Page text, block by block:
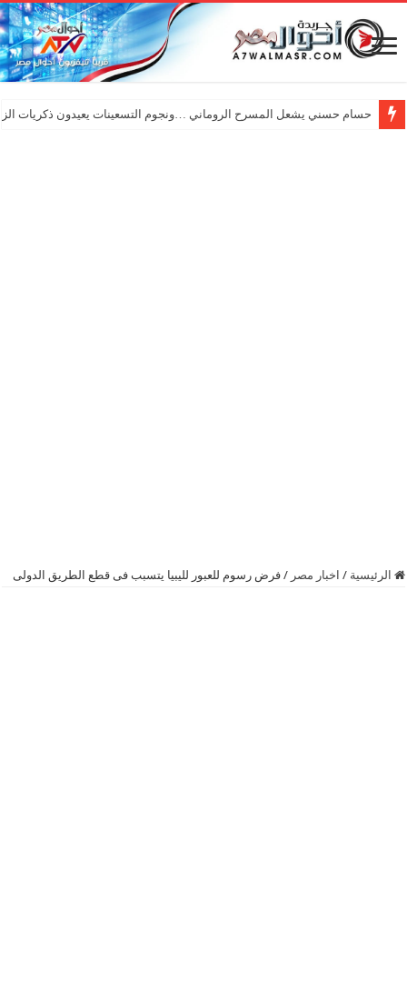
حسام حسني يشعل المسرح الروماني …ونجوم التسعينات يعيدون ذكريات
الرئيسية / اخبار مصر / فرض رسوم للعبور لليبيا يتسبب فى قطع الطريق الدولى